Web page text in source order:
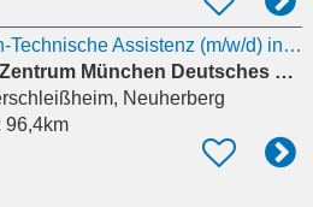
Medizinisch-Technische Assistenz (m/w/d) in Diabetesforschung
Helmholtz Zentrum München Deutsches Forschungszentrum für Gesundheit und Umwelt (GmbH)
Neuherberg
96,4km